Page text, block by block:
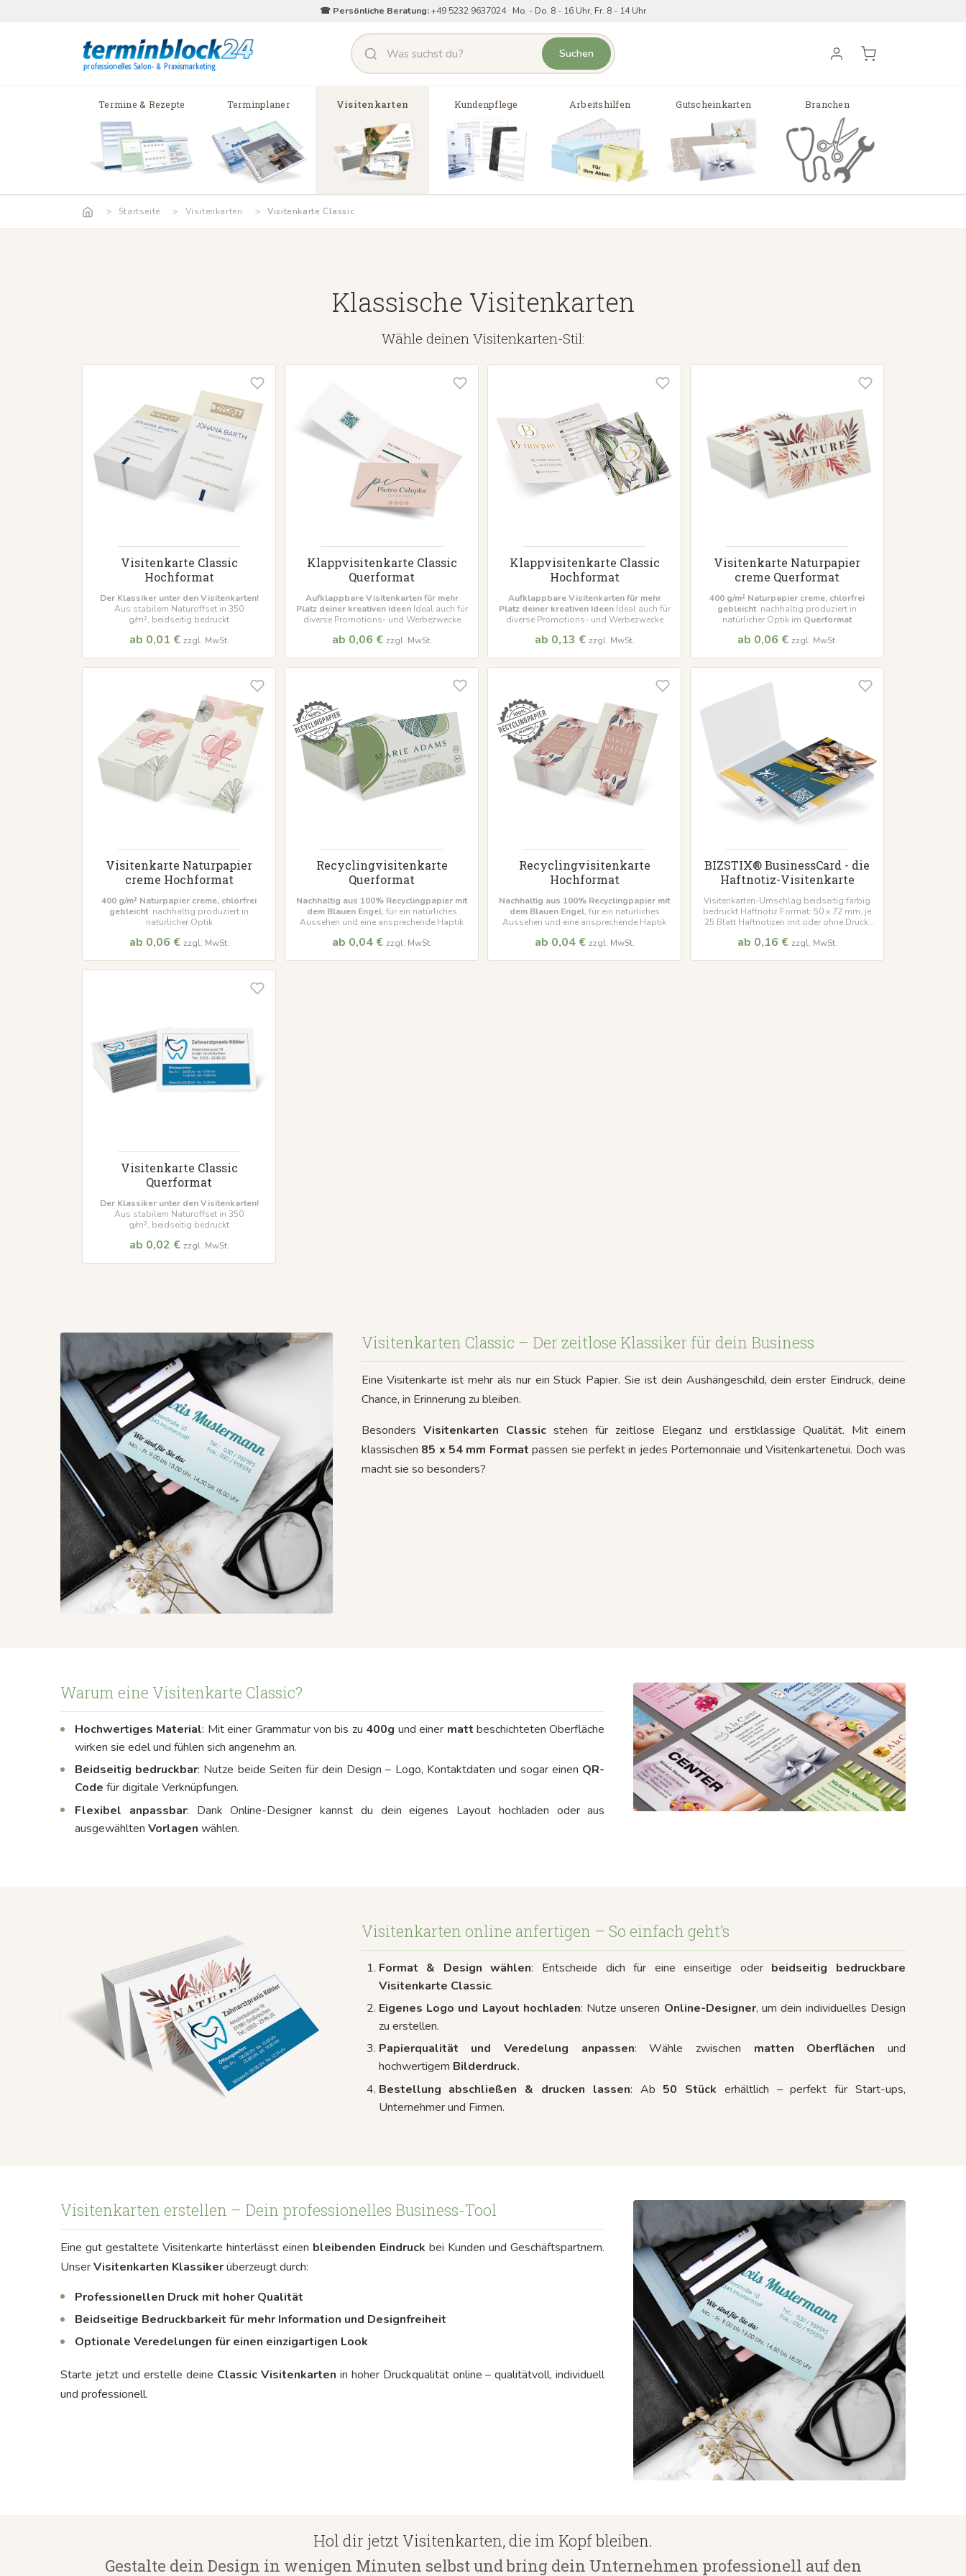
☎ Persönliche Beratung:+49 5232 9637024 Mo. - Do. 8 - 16 Uhr, Fr. 8 - 14 Uhr
Suchen
Termine & Rezepte Terminplaner Visitenkarten Kundenpflege Arbeitshilfen Gutscheinkarten Branchen
Startseite Visitenkarten Visitenkarte Classic
Klassische Visitenkarten
Wähle deinen Visitenkarten-Stil:
Visitenkarte Classic
Hochformat
Der Klassiker unter den Visitenkarten!
Aus stabilem Naturoffset in 350
g/m², beidseitig bedruckt
ab 0,01 € zzgl. MwSt.
Klappvisitenkarte Classic
Querformat
Aufklappbare Visitenkarten für mehr
Platz deiner kreativen IdeenIdeal auch für
diverse Promotions- und Werbezwecke
ab 0,06 € zzgl. MwSt.
Klappvisitenkarte Classic
Hochformat
Aufklappbare Visitenkarten für mehr
Platz deiner kreativen IdeenIdeal auch für
diverse Promotions- und Werbezwecke
ab 0,13 € zzgl. MwSt.
Visitenkarte Naturpapier
creme Querformat
400 g/m² Naturpapier creme, chlorfrei
gebleicht nachhaltig produziert in
natürlicher Optik im Querformat
ab 0,06 € zzgl. MwSt.
Visitenkarte Naturpapier
creme Hochformat
400 g/m² Naturpapier creme, chlorfrei
gebleicht nachhaltig produziert in
natürlicher Optik
ab 0,06 € zzgl. MwSt.
Recyclingvisitenkarte
Querformat
Nachhaltig aus 100% Recyclingpapier mit
dem Blauen Engel, für ein natürliches
Aussehen und eine ansprechende Haptik
ab 0,04 € zzgl. MwSt.
Recyclingvisitenkarte
Hochformat
Nachhaltig aus 100% Recyclingpapier mit
dem Blauen Engel, für ein natürliches
Aussehen und eine ansprechende Haptik
ab 0,04 € zzgl. MwSt.
BIZSTIX® BusinessCard - die
Haftnotiz-Visitenkarte
Visitenkarten-Umschlag beidseitig farbig
bedruckt Haftnotiz Format: 50 x 72 mm, je
25 Blatt Haftnotizen mit oder ohne Druck,
ab 0,16 € zzgl. MwSt.
Visitenkarte Classic
Querformat
Der Klassiker unter den Visitenkarten!
Aus stabilem Naturoffset in 350
g/m², beidseitig bedruckt
ab 0,02 € zzgl. MwSt.
Visitenkarten Classic – Der zeitlose Klassiker für dein Business
Eine Visitenkarte ist mehr als nur ein Stück Papier. Sie ist dein Aushängeschild, dein erster Eindruck, deine
Chance, in Erinnerung zu bleiben.
Besonders Visitenkarten Classicstehen für zeitlose Eleganz und erstklassige Qualität. Mit einem
klassischen 85 x 54 mm Format passen sie perfekt in jedes Portemonnaie und Visitenkartenetui. Doch was
macht sie so besonders?
Warum eine Visitenkarte Classic?
Hochwertiges Material: Mit einer Grammatur von bis zu 400g und einer matt beschichteten Oberfläche
wirken sie edel und fühlen sich angenehm an.
Beidseitig bedruckbar: Nutze beide Seiten für dein Design – Logo, Kontaktdaten und sogar einen QR-
Code für digitale Verknüpfungen.
Flexibel anpassbar: Dank Online-Designer kannst du dein eigenes Layout hochladen oder aus
ausgewähltenVorlagen wählen.
Visitenkarten online anfertigen – So einfach geht’s
Format & Design wählen: Entscheide dich für eine einseitige oder beidseitig bedruckbare
Visitenkarte Classic.
Eigenes Logo und Layout hochladen: Nutze unseren Online-Designer, um dein individuelles Design
zu erstellen.
Papierqualität und Veredelung anpassen: Wähle zwischen matten Oberflächen und
hochwertigem Bilderdruck.
Bestellung abschließen & drucken lassen: Ab 50 Stück erhältlich – perfekt für Start-ups,
Unternehmer und Firmen.
Visitenkarten erstellen – Dein professionelles Business-Tool
Eine gut gestaltete Visitenkarte hinterlässt einen bleibenden Eindruck bei Kunden und Geschäftspartnern.
UnserVisitenkarten Klassikerüberzeugt durch:
Professionellen Druck mit hoher Qualität
Beidseitige Bedruckbarkeit für mehr Information und Designfreiheit
Optionale Veredelungen für einen einzigartigen Look
Starte jetzt und erstelle deine Classic Visitenkarten in hoher Druckqualität online – qualitätvoll, individuell
und professionell.
Hol dir jetzt Visitenkarten, die im Kopf bleiben.
Gestalte dein Design in wenigen Minuten selbst und bring dein Unternehmen professionell auf den